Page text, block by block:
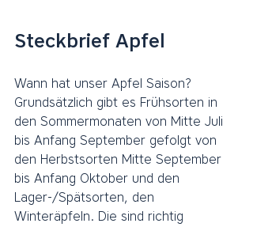
Steckbrief Apfel
Wann hat unser Apfel Saison?
Grundsätzlich gibt es Frühsorten in
den Sommermonaten von Mitte Juli
bis Anfang September gefolgt von
den Herbstsorten Mitte September
bis Anfang Oktober und den
Lager-/Spätsorten, den
Winteräpfeln. Die sind richtig